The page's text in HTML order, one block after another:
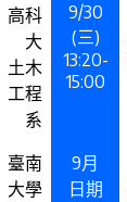
高科
大
土木
工程
系
9/30
(三)
13:20-
15:00
臺南
大學
9月
日期